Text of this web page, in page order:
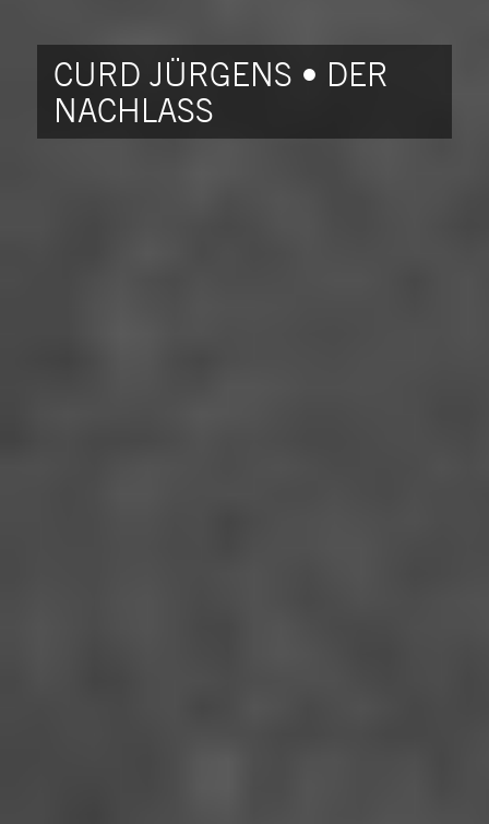
CURD JÜRGENS • DER
NACHLASS